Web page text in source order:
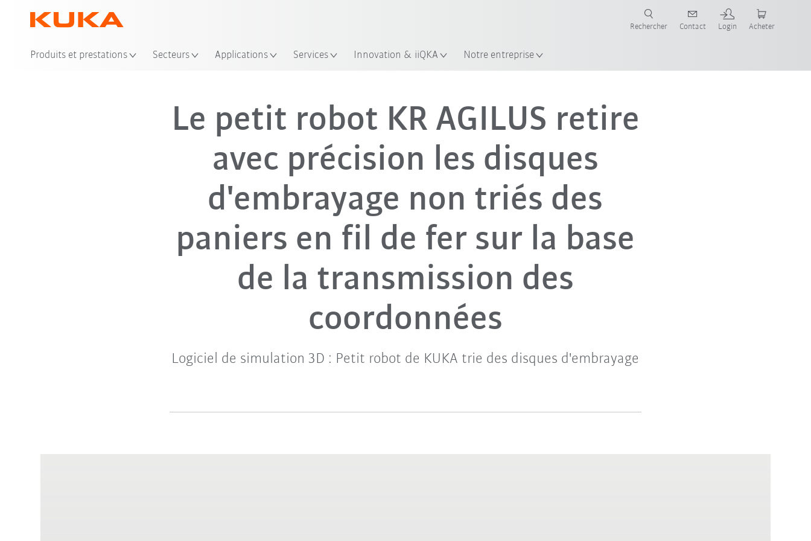
Produits et prestations Secteurs Applications Services Innovation & iiQKA Notre entreprise
Rechercher Contact Login Acheter
Logiciel de simulation 3D : Petit robot de KUKA trie des disques d'embrayage
Le petit robot KR AGILUS retire
avec précision les disques
d'embrayage non triés des
paniers en fil de fer sur la base
de la transmission des
coordonnées
Logiciel de simulation 3D : Petit robot de KUKA trie des disques d'embrayage